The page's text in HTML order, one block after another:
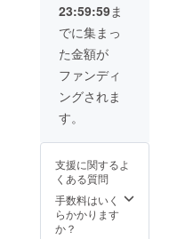
の名前を呼びま
す） ・支援時、
必ず備考欄にご
希望のお名前を
ご記入くださ
い。 記入のない
場合は
CAMPFIREの
ユーザー名をお
呼びします。ご
了承ください。
３名様まで入場
料を無料とさせ
ていただきま
す。 ４
名様以上の場
合、４名様より
特別価格でご入
場いただけま
す。 ・開催
時期は2019年9
月または10月を
予定しておりま
す（変更の可能
性あり）。
・会場まで
の交通費、宿泊
23:59:59ま
でに集まっ
た金額が
ファンディ
ングされま
す。
支援に関するよ
くある質問
手数料はいく
らかかります
か？